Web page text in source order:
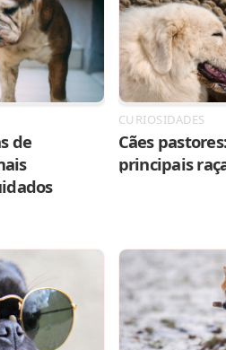
de
CURIOSIDADES
Cães
principais